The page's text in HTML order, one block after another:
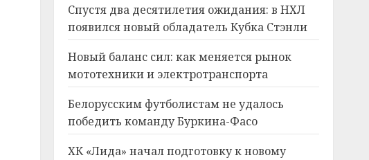
Спустя два десятилетия ожидания: в НХЛ
появился новый обладатель Кубка Стэнли
Новый баланс сил: как меняется рынок
мототехники и электротранспорта
Белорусским футболистам не удалось
победить команду Буркина-Фасо
ХК «Лида» начал подготовку к новому